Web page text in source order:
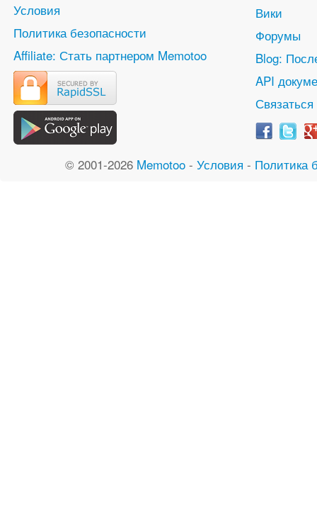
Условия
Политика безопасности
Affiliate: Стать партнером Memotoo
Вики
Форумы
Blog:
API
© 2001-2026 Memotoo - Условия - Политика